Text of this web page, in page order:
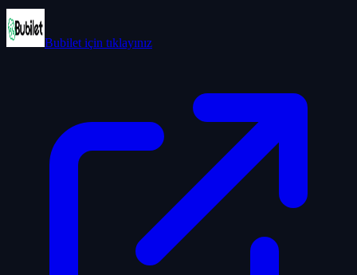
Bubilet için tıklayınız